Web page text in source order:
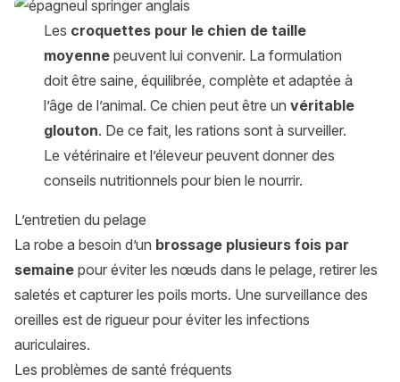
Les croquettes pour le chien de taille
moyenne peuvent lui convenir. La formulation
doit être saine, équilibrée, complète et adaptée à
l’âge de l’animal. Ce chien peut être unvéritable
glouton. De ce fait, les rations sont à surveiller.
Le vétérinaire et l’éleveur peuvent donner des
conseils nutritionnels pour bien le nourrir.
L’entretien du pelage
La robe a besoin d’un brossage plusieurs fois par
semaine pour éviter les nœuds dans le pelage, retirer les
saletés et capturer les poils morts. Une surveillance des
oreilles est de rigueur pour éviter les infections
auriculaires.
Les problèmes de santé fréquents